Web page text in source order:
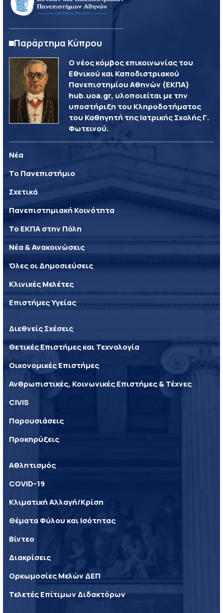
Παράρτημα Κύπρου
Ο νέος κόμβος επικοινωνίας του
Εθνικού και Καποδιστριακού
Πανεπιστημίου Αθηνών (ΕΚΠΑ)
hub.uoa.gr, υλοποιείται με την
υποστήριξη του Κληροδοτήματος
του Καθηγητή της Ιατρικής Σχολής Γ.
Φωτεινού.
Νέα
Το Πανεπιστήμιο
Σχετικά
Πανεπιστημιακή Κοινότητα
Το ΕΚΠΑ στην Πόλη
Νέα & Ανακοινώσεις
Όλες οι Δημοσιεύσεις
Κλινικές Μελέτες
Επιστήμες Υγείας
Διεθνείς Σχέσεις
Θετικές Επιστήμες και Τεχνολογία
Οικονομικές Επιστήμες
Ανθρωπιστικές, Κοινωνικές Επιστήμες & Τέχνες
CIVIS
Παρουσιάσεις
Προκηρύξεις
Αθλητισμός
COVID-19
Κλιματική Αλλαγή/Κρίση
Θέματα Φύλου και Ισότητας
Βίντεο
Διακρίσεις
Ορκωμοσίες Μελών ΔΕΠ
Τελετές Επίτιμων Διδακτόρων